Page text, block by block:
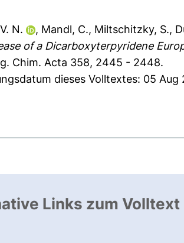
N. , Mandl, C., Miltschitzky, S.,
of a Dicarboxyterpyridene
Chim. Acta 358, 2445 - 2448.
dieses Volltextes: 05 Aug
Links zum Volltext